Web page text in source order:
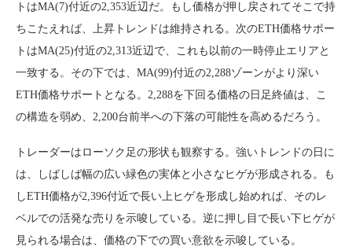
トはMA(7)付近の2,353近辺だ。もし価格が押し戻されてそこで持
ちこたえれば、上昇トレンドは維持される。次のETH価格サポー
トはMA(25)付近の2,313近辺で、これも以前の一時停止エリアと
一致する。その下では、MA(99)付近の2,288ゾーンがより深い
ETH価格サポートとなる。2,288を下回る価格の日足終値は、こ
の構造を弱め、2,200台前半への下落の可能性を高めるだろう。
トレーダーはローソク足の形状も観察する。強いトレンドの日に
は、しばしば幅の広い緑色の実体と小さなヒゲが形成される。も
しETH価格が2,396付近で長い上ヒゲを形成し始めれば、そのレ
ベルでの活発な売りを示唆している。逆に押し目で長い下ヒゲが
見られる場合は、価格の下での買い意欲を示唆している。